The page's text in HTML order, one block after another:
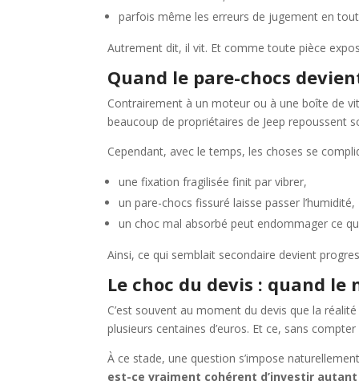
parfois même les erreurs de jugement en
Autrement dit, il vit. Et comme toute pièce
Quand le pare-chocs
Contrairement à un moteur ou à une boîte de
beaucoup de propriétaires de Jeep repoussent
Cependant, avec le temps, les choses se
une fixation fragilisée finit par vibrer,
un pare-chocs fissuré laisse passer l’humidité,
un choc mal absorbé peut endommager ce
Ainsi, ce qui semblait secondaire devient
Le choc du devis : quand
C’est souvent au moment du devis que la
plusieurs centaines d’euros. Et ce, sans
À ce stade, une question s’impose
est-ce vraiment cohérent d’investir autant